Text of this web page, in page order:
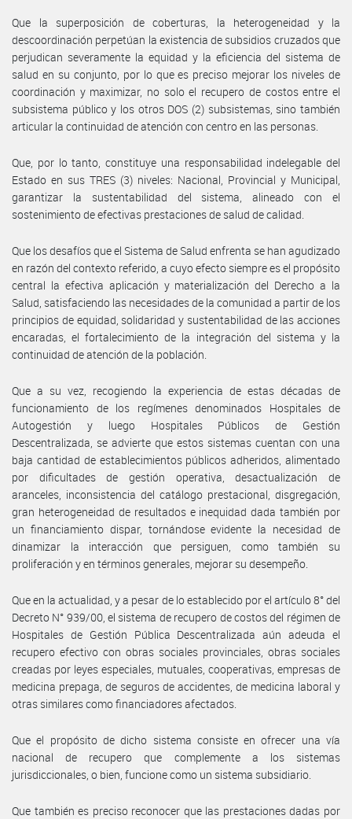
Que la superposición de coberturas, la heterogeneidad y la
descoordinación perpetúan la existencia de subsidios cruzados que
perjudican severamente la equidad y la eficiencia del sistema de
salud en su conjunto, por lo que es preciso mejorar los niveles de
coordinación y maximizar, no solo el recupero de costos entre el
subsistema público y los otros DOS (2) subsistemas, sino también
articular la continuidad de atención con centro en las personas.
Que, por lo tanto, constituye una responsabilidad indelegable del
Estado en sus TRES (3) niveles: Nacional, Provincial y Municipal,
garantizar la sustentabilidad del sistema, alineado con el
sostenimiento de efectivas prestaciones de salud de calidad.
Que los desafíos que el Sistema de Salud enfrenta se han agudizado
en razón del contexto referido, a cuyo efecto siempre es el propósito
central la efectiva aplicación y materialización del Derecho a la
Salud, satisfaciendo las necesidades de la comunidad a partir de los
principios de equidad, solidaridad y sustentabilidad de las acciones
encaradas, el fortalecimiento de la integración del sistema y la
continuidad de atención de la población.
Que a su vez, recogiendo la experiencia de estas décadas de
funcionamiento de los regímenes denominados Hospitales de
Autogestión y luego Hospitales Públicos de Gestión
Descentralizada, se advierte que estos sistemas cuentan con una
baja cantidad de establecimientos públicos adheridos, alimentado
por dificultades de gestión operativa, desactualización de
aranceles, inconsistencia del catálogo prestacional, disgregación,
gran heterogeneidad de resultados e inequidad dada también por
un financiamiento dispar, tornándose evidente la necesidad de
dinamizar la interacción que persiguen, como también su
proliferación y en términos generales, mejorar su desempeño.
Que en la actualidad, y a pesar de lo establecido por el artículo 8° del
Decreto N° 939/00, el sistema de recupero de costos del régimen de
Hospitales de Gestión Pública Descentralizada aún adeuda el
recupero efectivo con obras sociales provinciales, obras sociales
creadas por leyes especiales, mutuales, cooperativas, empresas de
medicina prepaga, de seguros de accidentes, de medicina laboral y
otras similares como financiadores afectados.
Que el propósito de dicho sistema consiste en ofrecer una vía
nacional de recupero que complemente a los sistemas
jurisdiccionales, o bien, funcione como un sistema subsidiario.
Que también es preciso reconocer que las prestaciones dadas por